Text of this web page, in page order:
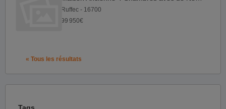
Ruffec - 16700
99 950€
« Tous les résultats
Tags